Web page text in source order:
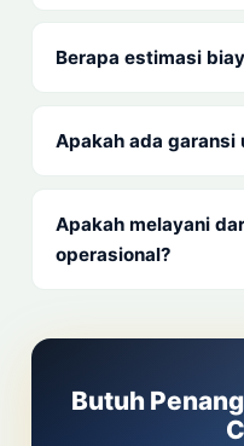
Berapa estimasi
Apakah ada garansi
Apakah melayani
operasional?
Butuh